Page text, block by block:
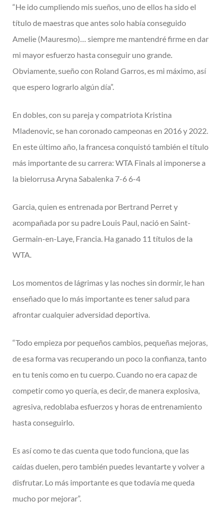
“He ido cumpliendo mis sueños, uno de ellos ha sido el
título de maestras que antes solo había conseguido
Amelie (Mauresmo)… siempre me mantendré firme en dar
mi mayor esfuerzo hasta conseguir uno grande.
Obviamente, sueño con Roland Garros, es mi máximo, así
que espero lograrlo algún día”.
En dobles, con su pareja y compatriota Kristina
Mladenovic, se han coronado campeonas en 2016 y 2022.
En este último año, la francesa conquistó también el título
más importante de su carrera: WTA Finals al imponerse a
la bielorrusa Aryna Sabalenka 7-6 6-4
Garcia, quien es entrenada por Bertrand Perret y
acompañada por su padre Louis Paul, nació en Saint-
Germain-en-Laye, Francia. Ha ganado 11 títulos de la
WTA.
Los momentos de lágrimas y las noches sin dormir, le han
enseñado que lo más importante es tener salud para
afrontar cualquier adversidad deportiva.
“Todo empieza por pequeños cambios, pequeñas mejoras,
de esa forma vas recuperando un poco la confianza, tanto
en tu tenis como en tu cuerpo. Cuando no era capaz de
competir como yo quería, es decir, de manera explosiva,
agresiva, redoblaba esfuerzos y horas de entrenamiento
hasta conseguirlo.
Es así como te das cuenta que todo funciona, que las
caídas duelen, pero también puedes levantarte y volver a
disfrutar. Lo más importante es que todavía me queda
mucho por mejorar”.